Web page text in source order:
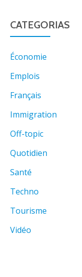
CATEGORIAS
Économie
Emplois
Français
Immigration
Off-topic
Quotidien
Santé
Techno
Tourisme
Vidéo